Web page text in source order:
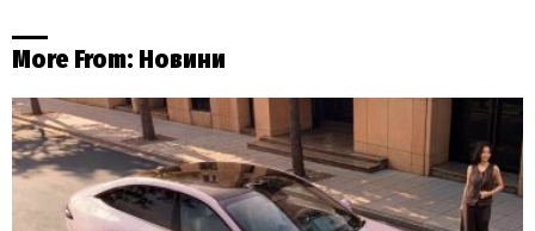
More From: Новини